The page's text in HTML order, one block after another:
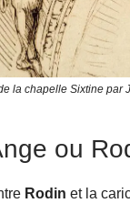
la chapelle Sixtine par
ou
Rodin et la